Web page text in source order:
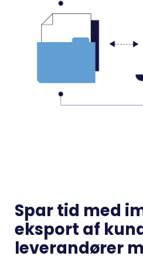
Spar tid med
eksport af
leverandører